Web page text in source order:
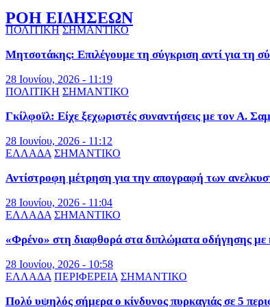
ΡΟΗ ΕΙΔΗΣΕΩΝ
ΠΟΛΙΤΙΚΗ ΣΗΜΑΝΤΙΚΟ
Μητσοτάκης: Επιλέγουμε τη σύγκριση αντί για τη
28 Ιουνίου, 2026 - 11:19
ΠΟΛΙΤΙΚΗ ΣΗΜΑΝΤΙΚΟ
Γκίλφοϊλ: Είχε ξεχωριστές συναντήσεις με τον Α.
28 Ιουνίου, 2026 - 11:12
ΕΛΛΑΔΑ ΣΗΜΑΝΤΙΚΟ
Αντίστροφη μέτρηση για την απογραφή των
28 Ιουνίου, 2026 - 11:04
ΕΛΛΑΔΑ ΣΗΜΑΝΤΙΚΟ
«Φρένο» στη διαφθορά στα διπλώματα οδήγησης με
28 Ιουνίου, 2026 - 10:58
ΕΛΛΑΔΑ ΠΕΡΙΦΕΡΕΙΑ ΣΗΜΑΝΤΙΚΟ
Πολύ υψηλός σήμερα ο κίνδυνος πυρκαγιάς σε 5